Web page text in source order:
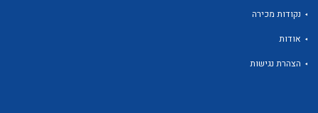
נקודות מכירה
אודות
הצהרת נגישות